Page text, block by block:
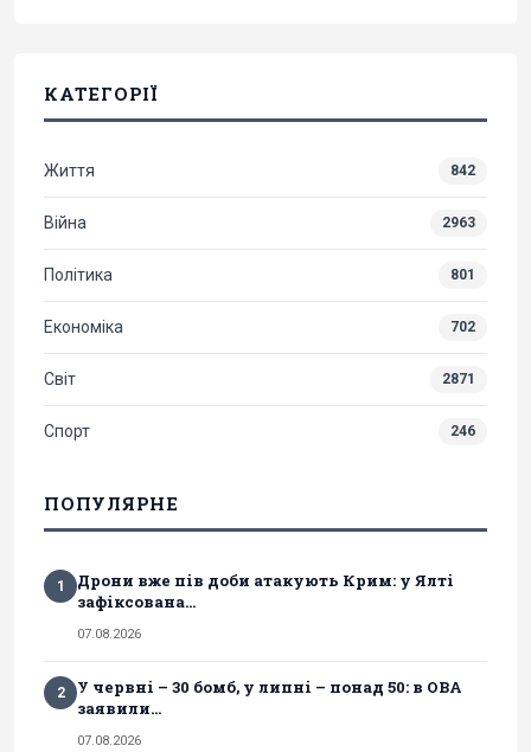
КАТЕГОРІЇ
Життя 842
Війна 2963
Політика 801
Економіка 702
Світ 2871
Спорт 246
ПОПУЛЯРНЕ
1
Дрони вже пів доби атакують Крим: у Ялті
зафіксована...
07.08.2026
2
У червні – 30 бомб, у липні – понад 50: в ОВА
заявили...
07.08.2026